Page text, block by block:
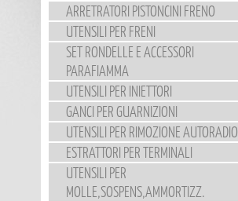
ARRETRATORI PISTONCINI FRENO
UTENSILI PER FRENI
SET RONDELLE E ACCESSORI
PARAFIAMMA
UTENSILI PER INIETTORI
GANCI PER GUARNIZIONI
UTENSILI PER RIMOZIONE AUTORADIO
ESTRATTORI PER TERMINALI
UTENSILI PER
MOLLE,SOSPENS,AMMORTIZZ.